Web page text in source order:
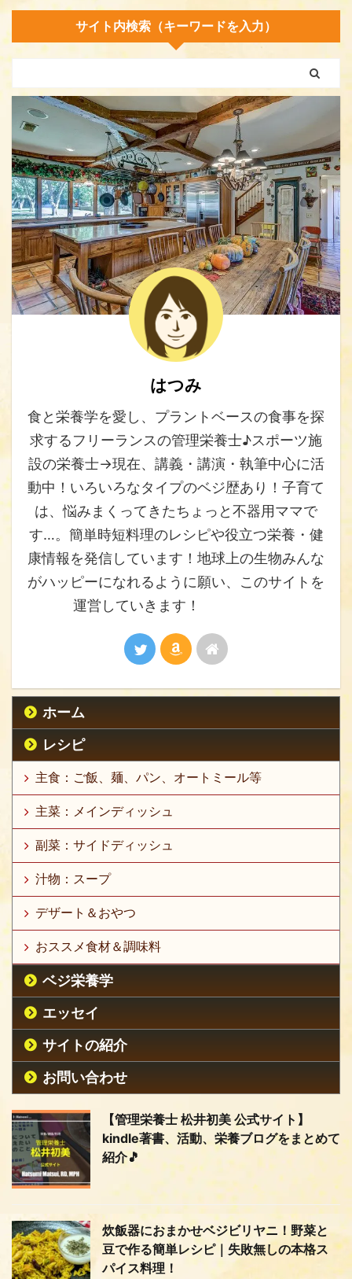
サイト内検索（キーワードを入力）
はつみ
食と栄養学を愛し、プラントベースの食事を探
求するフリーランスの管理栄養士♪スポーツ施
設の栄養士→現在、講義・講演・執筆中心に活
動中！いろいろなタイプのベジ歴あり！子育て
は、悩みまくってきたちょっと不器用ママで
す…。簡単時短料理のレシピや役立つ栄養・健
康情報を発信しています！地球上の生物みんな
がハッピーになれるように願い、このサイトを
運営していきます！
ホーム
レシピ
主食：ご飯、麺、パン、オートミール等
主菜：メインディッシュ
副菜：サイドディッシュ
汁物：スープ
デザート＆おやつ
おススメ食材＆調味料
ベジ栄養学
エッセイ
サイトの紹介
お問い合わせ
【管理栄養士 松井初美 公式サイト】
kindle著書、活動、栄養ブログをまとめて
紹介🎵
炊飯器におまかせベジビリヤニ！野菜と
豆で作る簡単レシピ｜失敗無しの本格ス
パイス料理！